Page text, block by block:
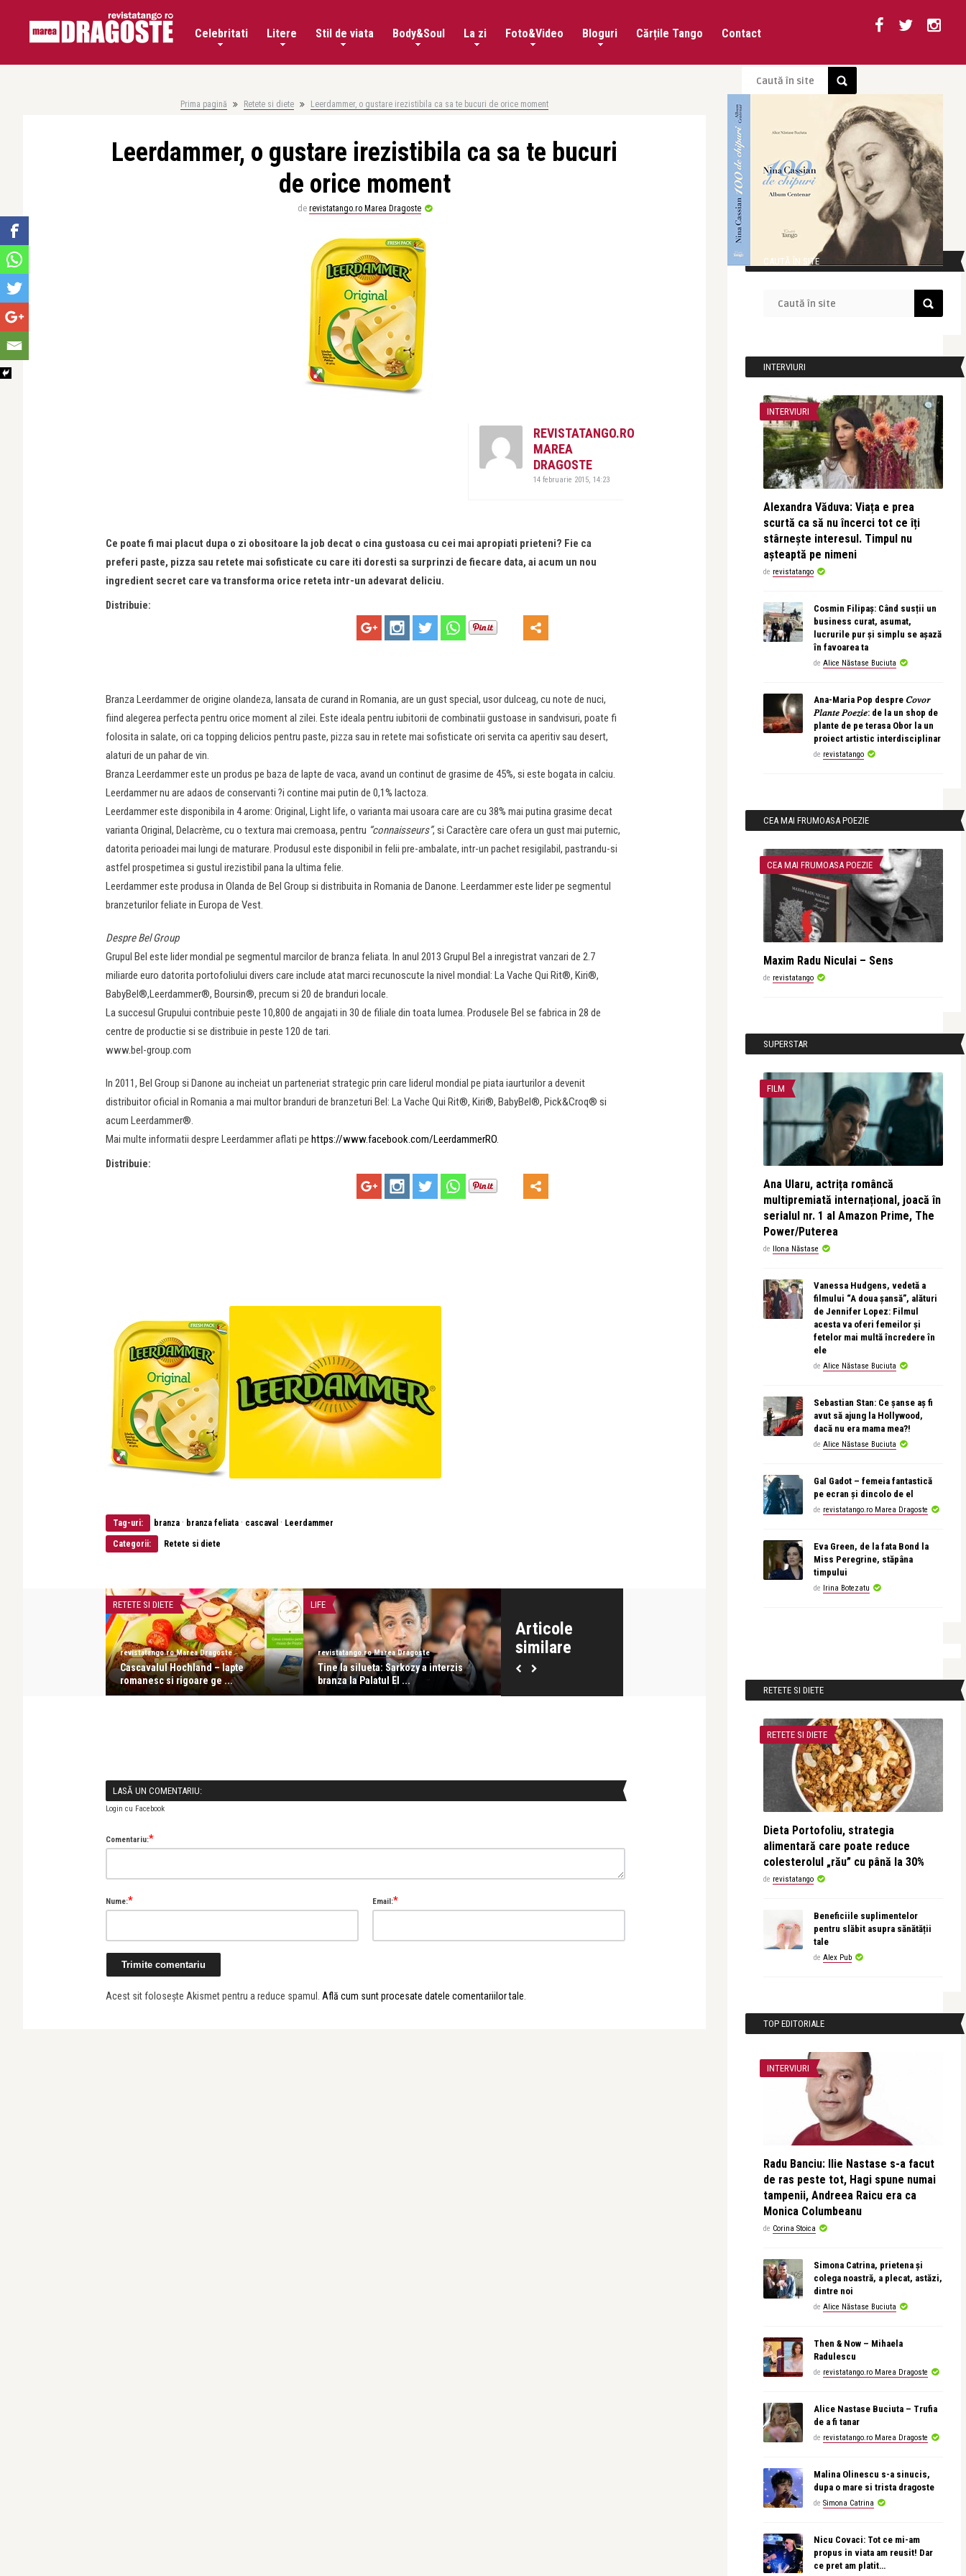
Celebritati Litere Stil de viata Body&Soul La zi Foto&Video Bloguri Cărțile Tango Contact
Prima pagină Retete si diete Leerdammer, o gustare irezistibila ca sa te bucuri de orice moment
Leerdammer, o gustare irezistibila ca sa te bucuri
de orice moment
de revistatango.ro Marea Dragoste
REVISTATANGO.RO
MAREA
DRAGOSTE
14 februarie 2015, 14:23
Ce poate fi mai placut dupa o zi obositoare la job decat o cina gustoasa cu cei mai apropiati prieteni? Fie ca
preferi paste, pizza sau retete mai sofisticate cu care iti doresti sa surprinzi de fiecare data, ai acum un nou
ingredient secret care va transforma orice reteta intr-un adevarat deliciu.
Distribuie:
Branza Leerdammer de origine olandeza, lansata de curand in Romania, are un gust special, usor dulceag, cu note de nuci,
fiind alegerea perfecta pentru orice moment al zilei. Este ideala pentru iubitorii de combinatii gustoase in sandvisuri, poate fi
folosita in salate, ori ca topping delicios pentru paste, pizza sau in retete mai sofisticate ori servita ca aperitiv sau desert,
alaturi de un pahar de vin.
Branza Leerdammer este un produs pe baza de lapte de vaca, avand un continut de grasime de 45%, si este bogata in calciu.
Leerdammer nu are adaos de conservanti ?i contine mai putin de 0,1% lactoza.
Leerdammer este disponibila in 4 arome: Original, Light life, o varianta mai usoara care are cu 38% mai putina grasime decat
varianta Original, Delacrème, cu o textura mai cremoasa, pentru “connaisseurs”, si Caractère care ofera un gust mai puternic,
datorita perioadei mai lungi de maturare. Produsul este disponibil in felii pre-ambalate, intr-un pachet resigilabil, pastrandu-si
astfel prospetimea si gustul irezistibil pana la ultima felie.
Leerdammer este produsa in Olanda de Bel Group si distribuita in Romania de Danone. Leerdammer este lider pe segmentul
branzeturilor feliate in Europa de Vest.
Despre Bel Group
Grupul Bel este lider mondial pe segmentul marcilor de branza feliata. In anul 2013 Grupul Bel a inregistrat vanzari de 2.7
miliarde euro datorita portofoliului divers care include atat marci recunoscute la nivel mondial: La Vache Qui Rit®, Kiri®,
BabyBel®,Leerdammer®, Boursin®, precum si 20 de branduri locale.
La succesul Grupului contribuie peste 10,800 de angajati in 30 de filiale din toata lumea. Produsele Bel se fabrica in 28 de
centre de productie si se distribuie in peste 120 de tari.
www.bel-group.com
In 2011, Bel Group si Danone au incheiat un parteneriat strategic prin care liderul mondial pe piata iaurturilor a devenit
distribuitor oficial in Romania a mai multor branduri de branzeturi Bel: La Vache Qui Rit®, Kiri®, BabyBel®, Pick&Croq® si
acum Leerdammer®.
Mai multe informatii despre Leerdammer aflati pe https://www.facebook.com/LeerdammerRO.
Distribuie:
Tag-uri: branza · branza feliata · cascaval · Leerdammer
Categorii: Retete si diete
Articole
similare
RETETE SI DIETE
revistatango.ro Marea Dragoste
Cascavalul Hochland – lapte
romanesc si rigoare ge ...
LIFE
revistatango.ro Marea Dragoste
Tine la silueta: Sarkozy a interzis
branza la Palatul El ...
revistatango.ro Marea Dragoste
Cascavalul Hochland – lapte
branza la Palatul El ...
LASĂ UN COMENTARIU:
Login cu Facebook
Comentariu:*
Nume:* Email:*
Acest sit folosește Akismet pentru a reduce spamul. Află cum sunt procesate datele comentariilor tale.
CAUTĂ ÎN SITE
INTERVIURI
INTERVIURI
Alexandra Văduva: Viața e prea
scurtă ca să nu încerci tot ce îți
stârnește interesul. Timpul nu
așteaptă pe nimeni
de revistatango
Cosmin Filipaș: Când susții un
business curat, asumat,
lucrurile pur și simplu se așază
în favoarea ta
de Alice Năstase Buciuta
Ana-Maria Pop despre 𝐶𝑜𝑣𝑜𝑟
𝑃𝑙𝑎𝑛𝑡𝑒 𝑃𝑜𝑒𝑧𝑖𝑒: de la un shop de
plante de pe terasa Obor la un
proiect artistic interdisciplinar
de revistatango
CEA MAI FRUMOASA POEZIE
CEA MAI FRUMOASA POEZIE
Maxim Radu Niculai – Sens
de revistatango
SUPERSTAR
FILM
Ana Ularu, actrița româncă
multipremiată internațional, joacă în
serialul nr. 1 al Amazon Prime, The
Power/Puterea
de Ilona Năstase
Vanessa Hudgens, vedetă a
filmului “A doua șansă”, alături
de Jennifer Lopez: Filmul
acesta va oferi femeilor și
fetelor mai multă încredere în
ele
de Alice Năstase Buciuta
Sebastian Stan: Ce șanse aș fi
avut să ajung la Hollywood,
dacă nu era mama mea?!
de Alice Năstase Buciuta
Gal Gadot – femeia fantastică
pe ecran și dincolo de el
de revistatango.ro Marea Dragoste
Eva Green, de la fata Bond la
Miss Peregrine, stăpâna
timpului
de Irina Botezatu
RETETE SI DIETE
RETETE SI DIETE
Dieta Portofoliu, strategia
alimentară care poate reduce
colesterolul „rău” cu până la 30%
de revistatango
Beneficiile suplimentelor
pentru slăbit asupra sănătății
tale
de Alex Pub
TOP EDITORIALE
INTERVIURI
Radu Banciu: Ilie Nastase s-a facut
de ras peste tot, Hagi spune numai
tampenii, Andreea Raicu era ca
Monica Columbeanu
de Corina Stoica
Simona Catrina, prietena și
colega noastră, a plecat, astăzi,
dintre noi
de Alice Năstase Buciuta
Then & Now – Mihaela
Radulescu
de revistatango.ro Marea Dragoste
Alice Nastase Buciuta – Trufia
de a fi tanar
de revistatango.ro Marea Dragoste
Malina Olinescu s-a sinucis,
dupa o mare si trista dragoste
de Simona Catrina
Nicu Covaci: Tot ce mi-am
propus in viata am reusit! Dar
ce pret am platit…